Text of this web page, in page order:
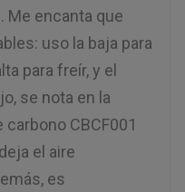
Me encanta que
uso la baja para
para freír, y el
se nota en la
CBCF001
el aire
es